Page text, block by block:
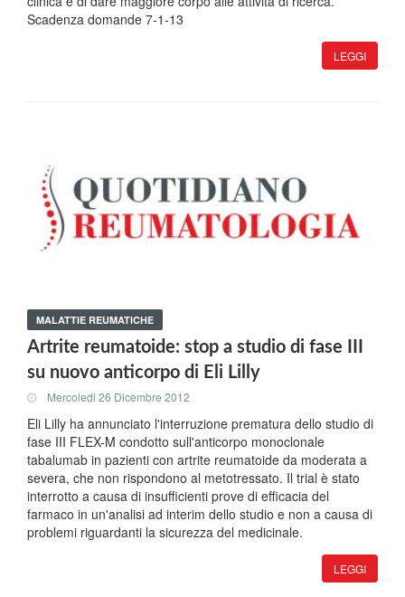
Scadenza domande 7-1-13
LEGGI
MALATTIE REUMATICHE
Artrite reumatoide: stop a studio di fase III
su nuovo anticorpo di Eli Lilly
Mercoledi 26 Dicembre 2012
Eli Lilly ha annunciato l'interruzione prematura dello studio di
fase III FLEX-M condotto sull'anticorpo monoclonale
tabalumab in pazienti con artrite reumatoide da moderata a
severa, che non rispondono al metotressato. Il trial è stato
interrotto a causa di insufficienti prove di efficacia del
farmaco in un'analisi ad interim dello studio e non a causa di
problemi riguardanti la sicurezza del medicinale.
LEGGI